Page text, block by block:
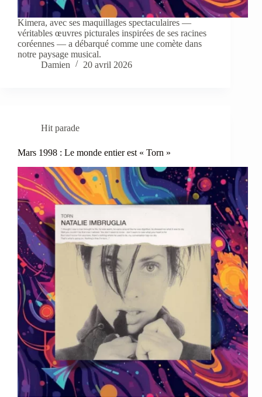
Kimera, avec ses maquillages spectaculaires —
véritables œuvres picturales inspirées de ses racines
coréennes — a débarqué comme une comète dans
notre paysage musical.
Damien
20 avril 2026
Hit parade
Mars 1998 : Le monde entier est « Torn »